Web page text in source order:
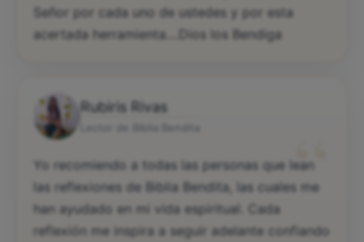
Señor por cada uno de ustedes y por esta
acertada herramienta....Dios los Bendiga
Rubiris Rivas
“
Yo recomiendo a todas las personas que lean
las reflexiones de Biblia Bendita, las cuales me
han ayudado en mi vida espiritual. Cada
reflexión me inspira a seguir adelante confiando